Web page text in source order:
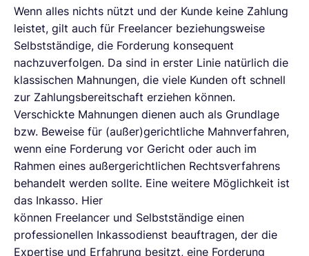
Wenn alles nichts nützt und der Kunde keine Zahlung
leistet, gilt auch für Freelancer beziehungsweise
Selbstständige, die Forderung konsequent
nachzuverfolgen. Da sind in erster Linie natürlich die
klassischen Mahnungen, die viele Kunden oft schnell
zur Zahlungsbereitschaft erziehen können.
Verschickte Mahnungen dienen auch als Grundlage
bzw. Beweise für (außer)gerichtliche Mahnverfahren,
wenn eine Forderung vor Gericht oder auch im
Rahmen eines außergerichtlichen Rechtsverfahrens
behandelt werden sollte. Eine weitere Möglichkeit ist
das Inkasso. Hier
können Freelancer und Selbstständige einen
professionellen Inkassodienst beauftragen, der die
Expertise und Erfahrung besitzt, eine Forderung